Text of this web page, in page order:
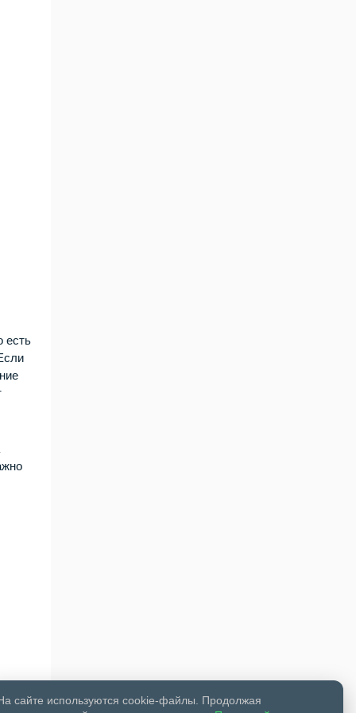
есть
сайте используются cookie-файлы. Продолжая